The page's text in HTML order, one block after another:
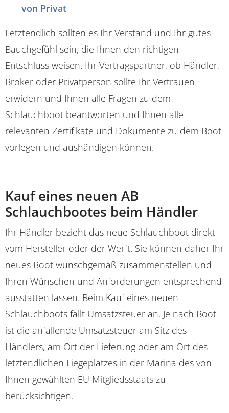
von Privat
Letztendlich sollten es Ihr Verstand und Ihr gutes
Bauchgefühl sein, die Ihnen den richtigen
Entschluss weisen. Ihr Vertragspartner, ob Händler,
Broker oder Privatperson sollte Ihr Vertrauen
erwidern und Ihnen alle Fragen zu dem
Schlauchboot beantworten und Ihnen alle
relevanten Zertifikate und Dokumente zu dem Boot
vorlegen und aushändigen können.
Kauf eines neuen AB
Schlauchbootes beim Händler
Ihr Händler bezieht das neue Schlauchboot direkt
vom Hersteller oder der Werft. Sie können daher Ihr
neues Boot wunschgemäß zusammenstellen und
Ihren Wünschen und Anforderungen entsprechend
ausstatten lassen. Beim Kauf eines neuen
Schlauchboots fällt Umsatzsteuer an. Je nach Boot
ist die anfallende Umsatzsteuer am Sitz des
Händlers, am Ort der Lieferung oder am Ort des
letztendlichen Liegeplatzes in der Marina des von
Ihnen gewählten EU Mitgliedsstaats zu
berücksichtigen.